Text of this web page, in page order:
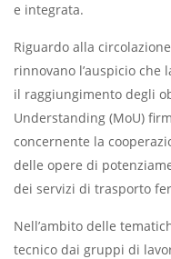
e integrata.
Riguardo alla
rinnovano l’auspicio che
il raggiungimento degli
Understanding (MoU)
concernente la
delle opere di
dei servizi di trasporto
Nell’ambito delle
tecnico dai gruppi di